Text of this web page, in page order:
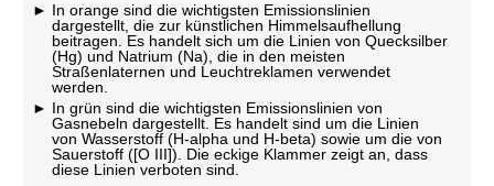
In orange sind die wichtigsten Emissionslinien
dargestellt, die zur künstlichen Himmelsaufhellung
beitragen. Es handelt sich um die Linien von Quecksilber
(Hg) und Natrium (Na), die in den meisten
Straßenlaternen und Leuchtreklamen verwendet
werden.
In grün sind die wichtigsten Emissionslinien von
Gasnebeln dargestellt. Es handelt sind um die Linien
von Wasserstoff (H-alpha und H-beta) sowie um die von
Sauerstoff ([O III]). Die eckige Klammer zeigt an, dass
diese Linien verboten sind.